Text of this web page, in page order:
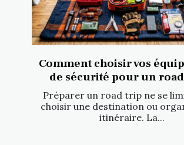
Comment choisir vos
de sécurité pour un
Préparer un road trip ne se
choisir une destination ou
itinéraire. La...